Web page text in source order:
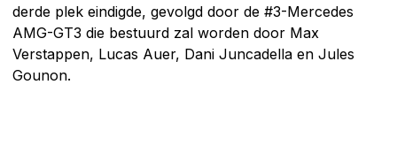
derde plek eindigde, gevolgd door de #3-Mercedes
AMG-GT3 die bestuurd zal worden door Max
Verstappen, Lucas Auer, Dani Juncadella en Jules
Gounon.